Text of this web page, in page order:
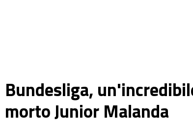
Bundesliga,
morto Junior Malanda